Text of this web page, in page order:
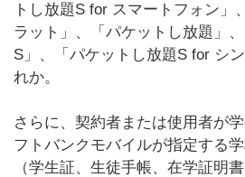
トし放題S for スマートフォン」
ラット」、「パケットし放題」
S」、「パケットし放題S for シ
れか。
さらに、契約者または使用者が
フトバンクモバイルが指定する
（学生証、生徒手帳、在学証明